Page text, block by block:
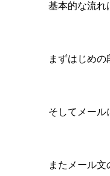
基本的な流れ
まずはじめ
そしてメール
またメール